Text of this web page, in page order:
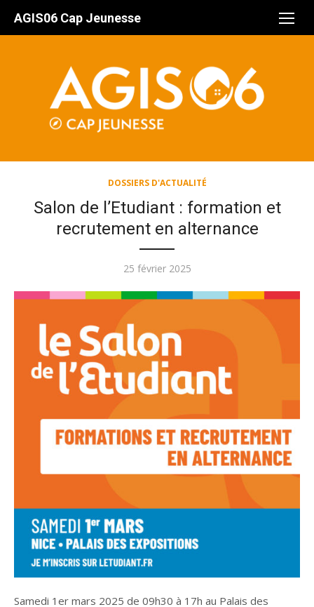
AGIS06 Cap Jeunesse
DOSSIERS D'ACTUALITÉ
Salon de l’Etudiant : formation et
recrutement en alternance
Publié
25 février 2025
Samedi 1er mars 2025 de 09h30 à 17h au Palais des